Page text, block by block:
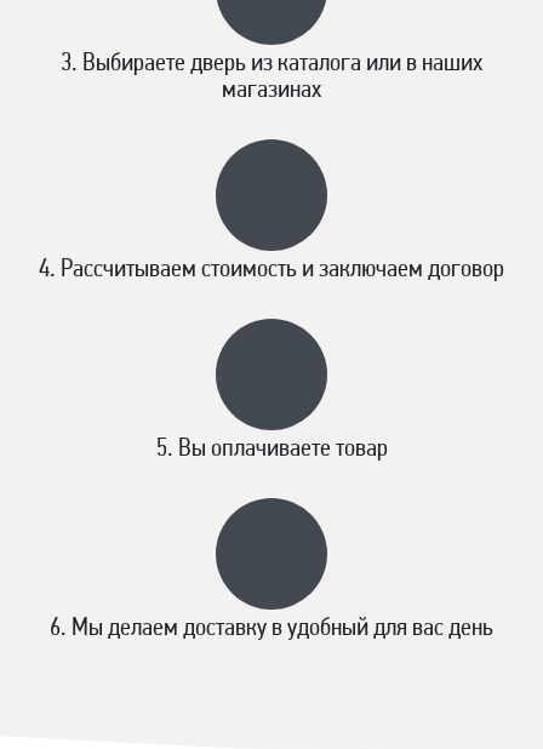
Выбираете дверь из каталога или в наших
магазинах
Рассчитываем стоимость и заключаем договор
Вы оплачиваете товар
Мы делаем доставку в удобный для вас день